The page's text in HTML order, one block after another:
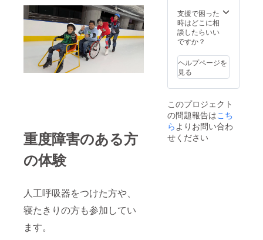
重度障害のある方
の体験
人工呼吸器をつけた方や、
寝たきりの方も参加してい
ます。
れかの
受け取
り方法
をご記
さい。
① 7/26
イベン
ト会場
渡し ②
郵送
2026年
7月中旬
から特
設ウェ
トに掲
載
事
続する
限り掲
載
＜パン
フレッ
のイベ
ントで
受取り
か送付
様との
連絡方
法：詳
細は
で連絡
します
※支援者
様のお
名前
装着の
重度障
害者な
ど） 知
害・視
覚・聴
覚障害
のある
ベビー
カーの
０歳児
から高
齢者ま
回以上
開催。
直近の
体験会
名以上
が参加
してい
ます。
車いす
（手
動・電
動） ス
トレッ
イベン
トで
は、ゲ
ストス
ターさ
ん達の
大切な
衣装を
して
「衣装
展示」
を行い
ます！
支援で困った
時はどこに相
談したらいい
ですか？
ヘルプページを
見る
このプロジェクト
の問題報告はこち
らよりお問い合わ
せください